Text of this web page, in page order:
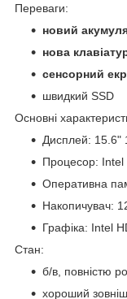
Переваги:
новий
нова
сенсорний
швидкий SSD
Основні
Дисплей: 15.6"
Процесор: Intel
Оперативна
Накопичувач:
Графіка: Intel
Стан:
б/в, повністю
хороший